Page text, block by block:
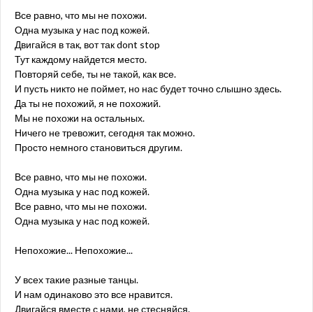
Все равно, что мы не похожи.
Одна музыка у нас под кожей.
Двигайся в так, вот так dont stop
Тут каждому найдется место.
Повторяй себе, ты не такой, как все.
И пусть никто не поймет, но нас будет точно слышно здесь.
Да ты не похожий, я не похожий.
Мы не похожи на остальных.
Ничего не тревожит, сегодня так можно.
Просто немного становиться другим.
Все равно, что мы не похожи.
Одна музыка у нас под кожей.
Все равно, что мы не похожи.
Одна музыка у нас под кожей.
Непохожие... Непохожие...
У всех такие разные танцы.
И нам одинаково это все нравится.
Двигайся вместе с нами, не стесняйся.